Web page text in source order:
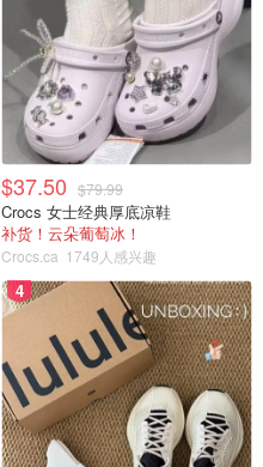
$37.50 $79.99
Crocs 女士经典厚底凉鞋
补货！云朵葡萄冰！
Crocs.ca 1749人感兴趣
4